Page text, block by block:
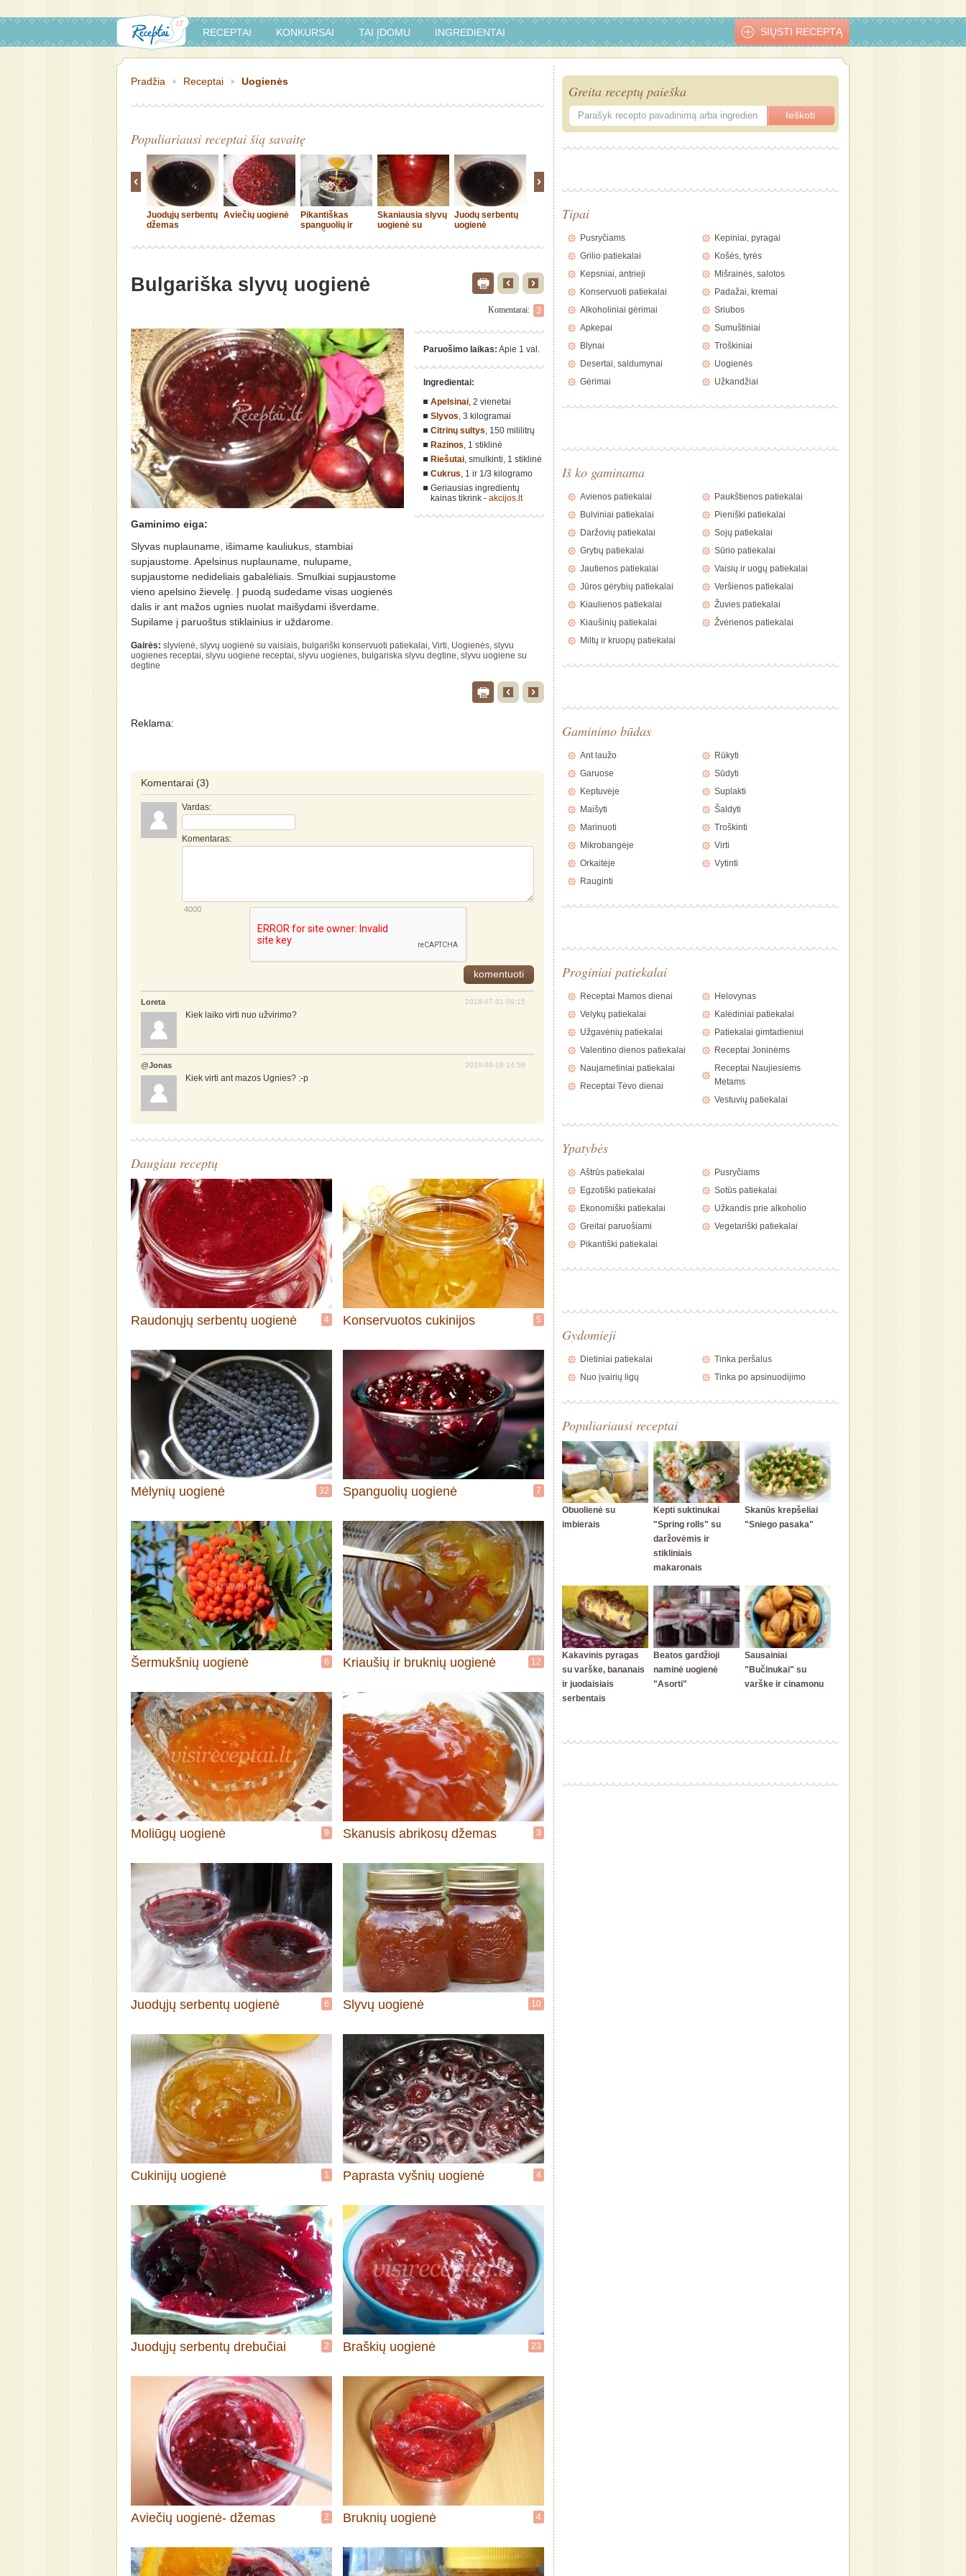
RECEPTAI KONKURSAI TAI ĮDOMU INGREDIENTAI SIŲSTI RECEPTĄ
Pradžia Receptai Uogienės
Populiariausi receptai šią savaitę
Juodųjų serbentų
džemas
Aviečių uogienė
Pikantiškas
spanguolių ir
pagardas
Skaniausia slyvų
uogienė su
cinamonu
Juodų serbentų
uogienė
Agrastų uogienė
su degtine
Bulgariška slyvų uogienė
Komentarai: 3
Gaminimo eiga:
Slyvas nuplauname, išimame kauliukus, stambiai
supjaustome. Apelsinus nuplauname, nulupame,
supjaustome nedideliais gabalėliais. Smulkiai supjaustome
vieno apelsino žievelę. Į puodą sudedame visas uogienės
dalis ir ant mažos ugnies nuolat maišydami išverdame.
Supilame į paruoštus stiklainius ir uždarome.
Paruošimo laikas: Apie 1 val.
Ingredientai:
Apelsinai, 2 vienetai
Slyvos, 3 kilogramai
Citrinų sultys, 150 mililitrų
Razinos, 1 stiklinė
Riešutai, smulkinti, 1 stiklinė
Cukrus, 1 ir 1/3 kilogramo
Geriausias ingredientų
kainas tikrink - akcijos.lt
Gairės: slyvienė, slyvų uogienė su vaisiais, bulgariški konservuoti patiekalai, Virti, Uogienės, slyvu
uogienes receptai, slyvu uogiene receptai, slyvu uogienes, bulgariska slyvu degtine, slyvu uogiene su
degtine
Reklama:
Komentarai (3)
Vardas:
Komentaras:
4000
Loreta 2018-07-31 09:15
Kiek laiko virti nuo užvirimo?
@Jonas 2010-09-18 14:59
Kiek virti ant mazos Ugnies? :-p
Daugiau receptų
Raudonųjų serbentų uogienė 4 Konservuotos cukinijos 5
Mėlynių uogienė 32 Spanguolių uogienė 7
Šermukšnių uogienė 6 Kriaušių ir bruknių uogienė 12
Moliūgų uogienė 9 Skanusis abrikosų džemas 3
Juodųjų serbentų uogienė 6 Slyvų uogienė 10
Cukinijų uogienė 1 Paprasta vyšnių uogienė 4
Juodųjų serbentų drebučiai 2 Braškių uogienė 23
Aviečių uogienė- džemas 2 Bruknių uogienė 4
Greita receptų paieška
Tipai
Pusryčiams
Grilio patiekalai
Kepsniai, antrieji
Konservuoti patiekalai
Alkoholiniai gėrimai
Apkepai
Blynai
Desertai, saldumynai
Gėrimai
Kepiniai, pyragai
Košės, tyrės
Mišrainės, salotos
Padažai, kremai
Sriubos
Sumuštiniai
Troškiniai
Uogienės
Užkandžiai
Iš ko gaminama
Avienos patiekalai
Bulviniai patiekalai
Daržovių patiekalai
Grybų patiekalai
Jautienos patiekalai
Jūros gėrybių patiekalai
Kiaulienos patiekalai
Kiaušinių patiekalai
Miltų ir kruopų patiekalai
Paukštienos patiekalai
Pieniški patiekalai
Sojų patiekalai
Sūrio patiekalai
Vaisių ir uogų patiekalai
Veršienos patiekalai
Žuvies patiekalai
Žvėrienos patiekalai
Gaminimo būdas
Ant laužo
Garuose
Keptuvėje
Maišyti
Marinuoti
Mikrobangėje
Orkaitėje
Rauginti
Rūkyti
Sūdyti
Suplakti
Šaldyti
Troškinti
Virti
Vytinti
Proginiai patiekalai
Receptai Mamos dienai
Velykų patiekalai
Užgavėnių patiekalai
Valentino dienos patiekalai
Naujametiniai patiekalai
Receptai Tėvo dienai
Helovynas
Kalėdiniai patiekalai
Patiekalai gimtadieniui
Receptai Joninėms
Receptai Naujiesiems
Metams
Vestuvių patiekalai
Ypatybės
Aštrūs patiekalai
Egzotiški patiekalai
Ekonomiški patiekalai
Greitai paruošiami
Pikantiški patiekalai
Pusryčiams
Sotūs patiekalai
Užkandis prie alkoholio
Vegetariški patiekalai
Gydomieji
Dietiniai patiekalai
Nuo įvairių ligų
Tinka peršalus
Tinka po apsinuodijimo
Populiariausi receptai
Obuolienė su
imbierais
Kepti suktinukai
"Spring rolls" su
daržovėmis ir
stikliniais
makaronais
Skanūs krepšeliai
"Sniego pasaka"
Kakavinis pyragas
su varške, bananais
ir juodaisiais
serbentais
Beatos gardžioji
naminė uogienė
"Asorti"
Sausainiai
"Bučinukai" su
varške ir cinamonu